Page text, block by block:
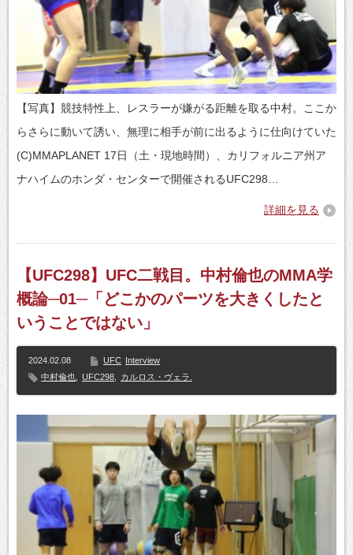
【写真】競技特性上、レスラーが嫌がる距離を取る中村。ここか
らさらに動いて誘い、無理に相手が前に出るように仕向けていた
(C)MMAPLANET 17日（土・現地時間）、カリフォルニア州ア
ナハイムのホンダ・センターで開催されるUFC298…
詳細を見る
【UFC298】UFC二戦目。中村倫也のMMA学
概論─01─「どこかのパーツを大きくしたと
いうことではない」
2024.02.08 UFC Interview
中村倫也
UFC298 カルロス・ヴェラ.